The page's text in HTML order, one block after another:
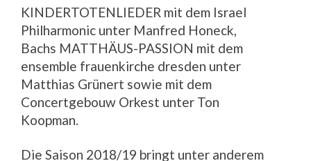
KINDERTOTENLIEDER mit dem Israel
Philharmonic unter Manfred Honeck,
Bachs MATTHÄUS-PASSION mit dem
ensemble frauenkirche dresden unter
Matthias Grünert sowie mit dem
Concertgebouw Orkest unter Ton
Koopman.
Die Saison 2018/19 bringt unter anderem